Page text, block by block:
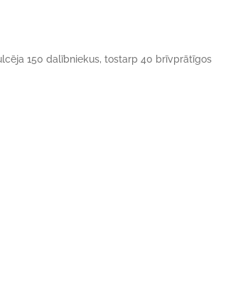
150 dalībniekus, tostarp 40 brīvprātīgos